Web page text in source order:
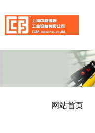
网站首页